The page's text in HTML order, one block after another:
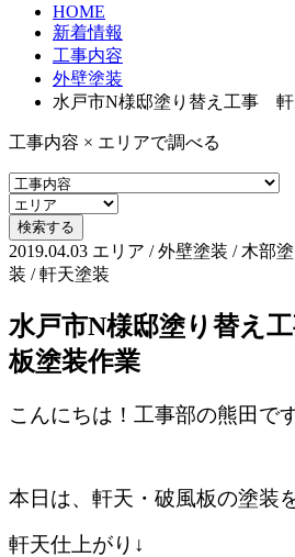
HOME
新着情報
工事内容
外壁塗装
水戸市N様邸塗り替え工事
工事内容 × エリアで調べる
2019.04.03 エリア / 外壁塗装 / 木部
装 / 軒天塗装
水戸市N様邸塗り替え
板塗装作業
こんにちは！工事部の熊田で
本日は、軒天・破風板の塗装
軒天仕上がり↓